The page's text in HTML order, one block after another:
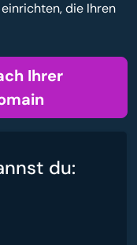
die Ihren
Ihrer
du: